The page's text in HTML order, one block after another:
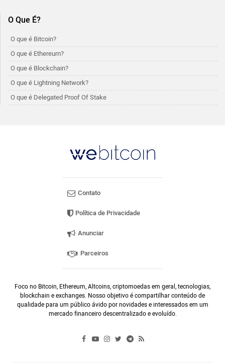
O Que É?
O que é Bitcoin?
O que é Ethereum?
O que é Blockchain?
O que é Lightning Network?
O que é Delegated Proof Of Stake
Contato
Política de Privacidade
Anunciar
Parceiros
Foco no Bitcoin, Ethereum, Altcoins, criptomoedas em geral, tecnologias,
blockchain e exchanges. Nosso objetivo é compartilhar conteúdo de
qualidade para um público ávido por novidades e interessados em um
mercado financeiro descentralizado e evoluído.